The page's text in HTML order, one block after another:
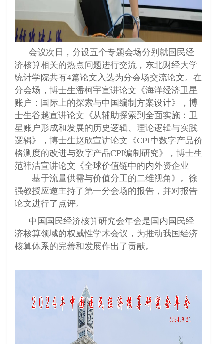
会议次日，分设五个专题会场分别就国民经
济核算相关的热点问题进行交流，东北财经大学
统计学院共有4篇论文入选为分会场交流论文。在
分会场，博士生潘柯宇宣讲论文《海洋经济卫星
账户：国际上的探索与中国编制方案设计》，博
士生谷越宣讲论文《从辅助探索到全面实施：卫
星账户形成和发展的历史逻辑、理论逻辑与实践
逻辑》，博士生赵欣宣讲论文《CPI中数字产品价
格测度的改进与数字产品CPI编制研究》，博士生
范祎洁宣讲论文《全球价值链中的内外资企业
——基于流量供需与价值分工的二维视角》。徐
强教授应邀主持了第一分会场的报告，并对报告
论文进行了点评。
中国国民经济核算研究会年会是国内国民经
济核算领域的权威性学术会议，为推动我国经济
核算体系的完善和发展作出了贡献。